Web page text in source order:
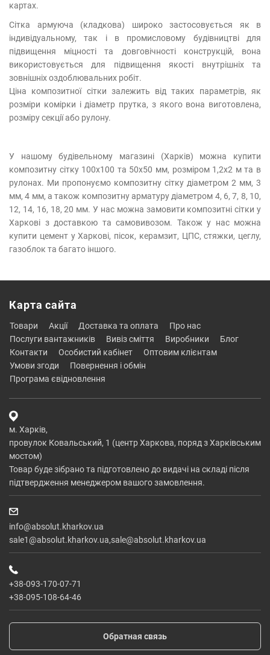
картах.
Сітка армуюча (кладкова) широко застосовується як в
індивідуальному, так і в промисловому будівництві для
підвищення міцності та довговічності конструкцій, вона
використовується для підвищення якості внутрішніх та
зовнішніх оздоблювальних робіт.
Ціна композитної сітки залежить від таких параметрів, як
розміри комірки і діаметр прутка, з якого вона виготовлена,
розміру секції або рулону.
У нашому будівельному магазині (Харків) можна купити
композитну сітку 100х100 та 50х50 мм, розміром 1,2х2 м та в
рулонах. Ми пропонуємо композитну сітку діаметром 2 мм, 3
мм, 4 мм, а також композитну арматуру діаметром 4, 6, 7, 8, 10,
12, 14, 16, 18, 20 мм. У нас можна замовити композитні сітки у
Харкові з доставкою та самовивозом. Також у нас можна
купити цемент у Харкові, пісок, керамзит, ЦПС, стяжки, цеглу,
газоблок та багато іншого.
Карта сайта
товари акції доставка та оплата
про нас
послуги вантажників
вивіз сміття виробники
блог
контакти
особистий кабінет
оптовим клієнтам
умови згоди
повернення і обмін
програма євідновлення
м. Харків,
провулок Ковальський, 1 (центр Харкова, поряд з Харківським
мостом)
Товар буде зібрано та підготовлено до видачі на складі після
підтвердження менеджером вашого замовлення.
info@absolut.kharkov.ua
sale1@absolut.kharkov.ua,sale@absolut.kharkov.ua
+38-093-170-07-71
+38-095-108-64-46
Обратная связь